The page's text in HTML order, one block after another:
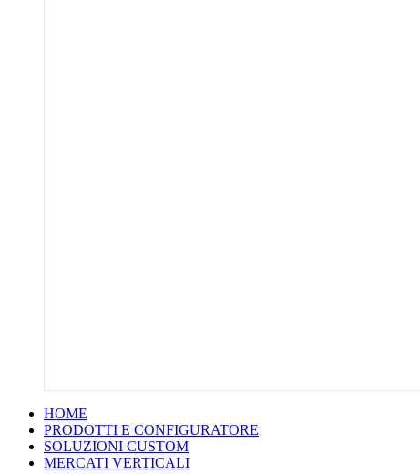
HOME
PRODOTTI E CONFIGURATORE
SOLUZIONI CUSTOM
MERCATI VERTICALI